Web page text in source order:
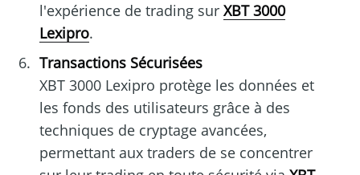
l'expérience de trading sur XBT 3000
Lexipro.
Transactions Sécurisées
XBT 3000 Lexipro protège les données et
les fonds des utilisateurs grâce à des
techniques de cryptage avancées,
permettant aux traders de se concentrer